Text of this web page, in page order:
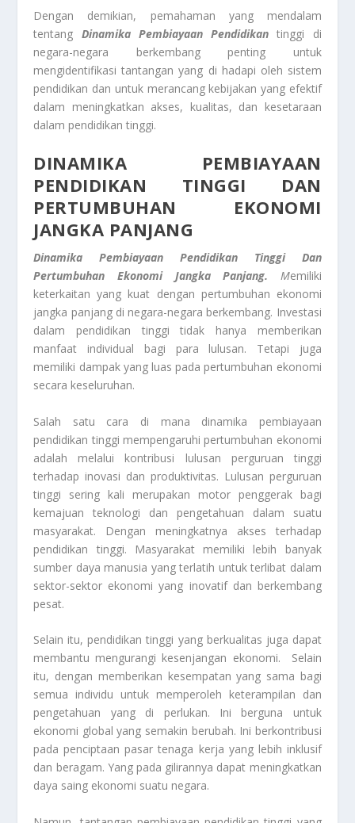
Dengan demikian, pemahaman yang mendalam
tentang Dinamika Pembiayaan Pendidikan tinggi di
negara-negara berkembang penting untuk
mengidentifikasi tantangan yang di hadapi oleh sistem
pendidikan dan untuk merancang kebijakan yang efektif
dalam meningkatkan akses, kualitas, dan kesetaraan
dalam pendidikan tinggi.
DINAMIKA PEMBIAYAAN
PENDIDIKAN TINGGI DAN
PERTUMBUHAN EKONOMI
JANGKA PANJANG
Dinamika Pembiayaan Pendidikan Tinggi Dan
Pertumbuhan Ekonomi Jangka Panjang. Memiliki
keterkaitan yang kuat dengan pertumbuhan ekonomi
jangka panjang di negara-negara berkembang. Investasi
dalam pendidikan tinggi tidak hanya memberikan
manfaat individual bagi para lulusan. Tetapi juga
memiliki dampak yang luas pada pertumbuhan ekonomi
secara keseluruhan.
Salah satu cara di mana dinamika pembiayaan
pendidikan tinggi mempengaruhi pertumbuhan ekonomi
adalah melalui kontribusi lulusan perguruan tinggi
terhadap inovasi dan produktivitas. Lulusan perguruan
tinggi sering kali merupakan motor penggerak bagi
kemajuan teknologi dan pengetahuan dalam suatu
masyarakat. Dengan meningkatnya akses terhadap
pendidikan tinggi. Masyarakat memiliki lebih banyak
sumber daya manusia yang terlatih untuk terlibat dalam
sektor-sektor ekonomi yang inovatif dan berkembang
pesat.
Selain itu, pendidikan tinggi yang berkualitas juga dapat
membantu mengurangi kesenjangan ekonomi. Selain
itu, dengan memberikan kesempatan yang sama bagi
semua individu untuk memperoleh keterampilan dan
pengetahuan yang di perlukan. Ini berguna untuk
ekonomi global yang semakin berubah. Ini berkontribusi
pada penciptaan pasar tenaga kerja yang lebih inklusif
dan beragam. Yang pada gilirannya dapat meningkatkan
daya saing ekonomi suatu negara.